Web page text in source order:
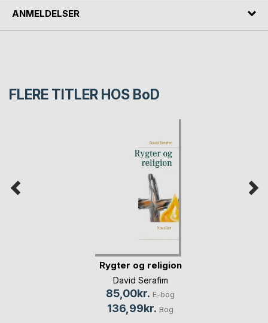
ANMELDELSER
FLERE TITLER HOS BoD
Rygter og religion
David Serafim
85,00kr. E-bog
136,99kr. Bog